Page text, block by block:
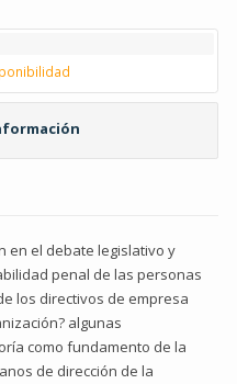
en el debate legislativo y
penal de las personas
los directivos de empresa
algunas
como fundamento de la
de dirección de la